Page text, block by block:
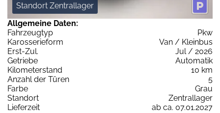
Standort Zentrallager
Allgemeine Daten:
Fahrzeugtyp
Pkw
Karosserieform
Van / Kleinbus
Erst-Zul.
Jul / 2026
Getriebe
Automatik
Kilometerstand
10 km
Anzahl der Türen
5
Farbe
Grau
Standort
Zentrallager
Lieferzeit
ab ca. 07.01.2027